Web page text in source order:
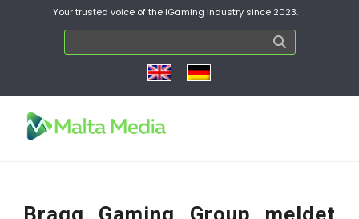
Your trusted voice of the iGaming industry since 2023.